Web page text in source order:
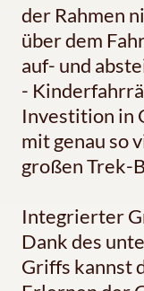
der Rahmen
über dem
auf- und
-
Investition in
mit genau so
großen Trek-
Integrierter
Dank des
Griffs kannst